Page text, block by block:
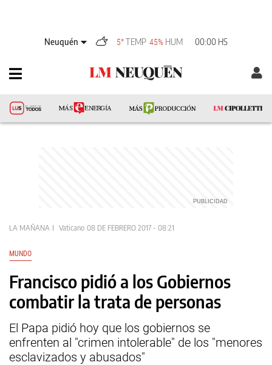
Neuquén 5°TEMP 45% HUM 00:00 HS
LA MAÑANA Vaticano 08 DE FEBRERO 2017 - 08:21
MUNDO
Francisco pidió a los Gobiernos
combatir la trata de personas
El Papa pidió hoy que los gobiernos se
enfrenten al "crimen intolerable" de los "menores
esclavizados y abusados"